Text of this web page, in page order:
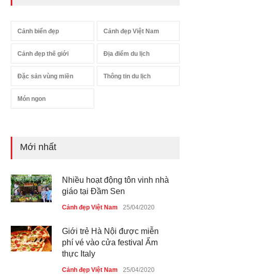
Cảnh biển đẹp Cảnh đẹp Việt Nam
Cảnh đẹp thế giới Địa điểm du lịch
Đặc sản vùng miền Thông tin du lịch
Món ngon
Mới nhất
Nhiều hoạt động tôn vinh nhà
giáo tại Đầm Sen
Cảnh đẹp Việt Nam 25/04/2020
Giới trẻ Hà Nội được miễn
phí vé vào cửa festival Ẩm
thực Italy
Cảnh đẹp Việt Nam 25/04/2020